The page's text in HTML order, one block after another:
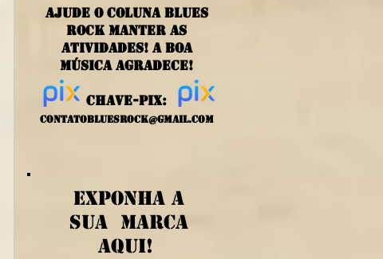
ajude o coluna blues
rock manter as
atividades! a boa
música agradece!
chave-PIX:
contatobluesrock@gmail.com
exponha a
sua marca
aqui!